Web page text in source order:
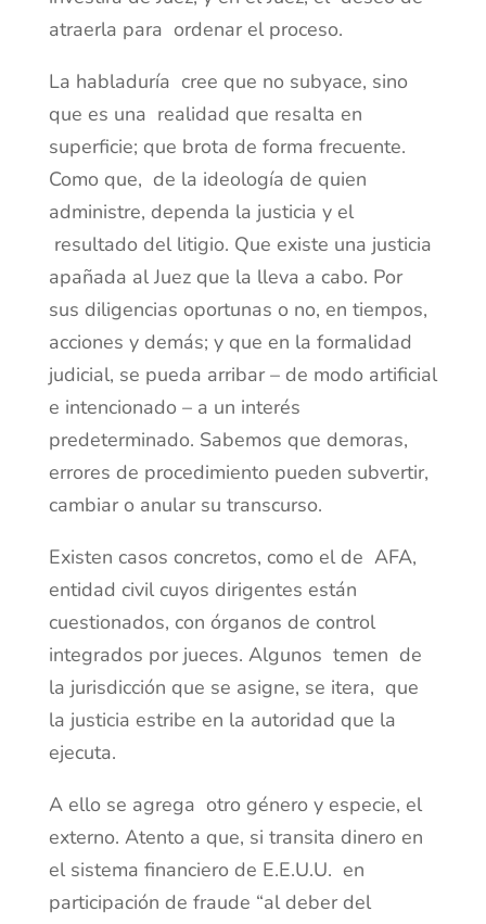
atraerla para ordenar el proceso.
La habladuría cree que no subyace, sino
que es una realidad que resalta en
superficie; que brota de forma frecuente.
Como que, de la ideología de quien
administre, dependa la justicia y el
resultado del litigio. Que existe una justicia
apañada al Juez que la lleva a cabo. Por
sus diligencias oportunas o no, en tiempos,
acciones y demás; y que en la formalidad
judicial, se pueda arribar – de modo artificial
e intencionado – a un interés
predeterminado. Sabemos que demoras,
errores de procedimiento pueden subvertir,
cambiar o anular su transcurso.
Existen casos concretos, como el de AFA,
entidad civil cuyos dirigentes están
cuestionados, con órganos de control
integrados por jueces. Algunos temen de
la jurisdicción que se asigne, se itera, que
la justicia estribe en la autoridad que la
ejecuta.
A ello se agrega otro género y especie, el
externo. Atento a que, si transita dinero en
el sistema financiero de E.E.U.U. en
participación de fraude “al deber del